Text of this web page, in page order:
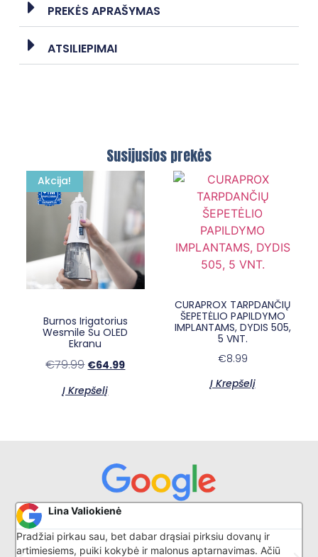
PREKĖS APRAŠYMAS
ATSILIEPIMAI
Susijusios prekės
Akcija!
Burnos Irigatorius
Wesmile Su OLED
Ekranu
€79.99 €64.99
Į Krepšelį
CURAPROX TARPDANČIŲ
ŠEPETĖLIO PAPILDYMO
IMPLANTAMS, DYDIS 505,
5 VNT.
€8.99
Į Krepšelį
Lina Valiokienė
Pradžiai pirkau sau, bet dabar drąsiai pirksiu dovanų ir
artimiesiems, puiki kokybė ir malonus aptarnavimas. Ačiū
E-sypsena DI odontologas